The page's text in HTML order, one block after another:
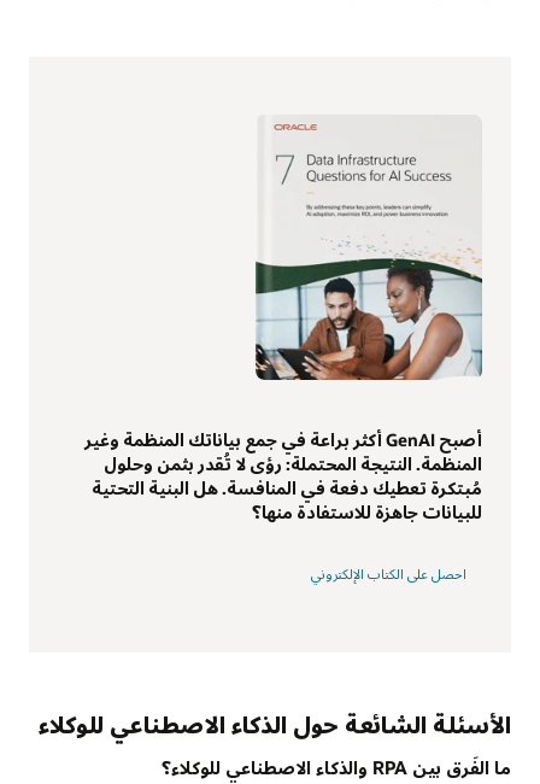
أصبح GenAI أكثر براعة في جمع بياناتك المنظمة وغير
المنظمة. النتيجة المحتملة: رؤى لا تُقدر بثمن وحلول
مُبتكرة تعطيك دفعة في المنافسة. هل البنية التحتية
للبيانات جاهزة للاستفادة منها؟
احصل على الكتاب الإلكتروني
الأسئلة الشائعة حول الذكاء الاصطناعي للوكلاء
ما الفَرق بين RPA والذكاء الاصطناعي للوكلاء؟